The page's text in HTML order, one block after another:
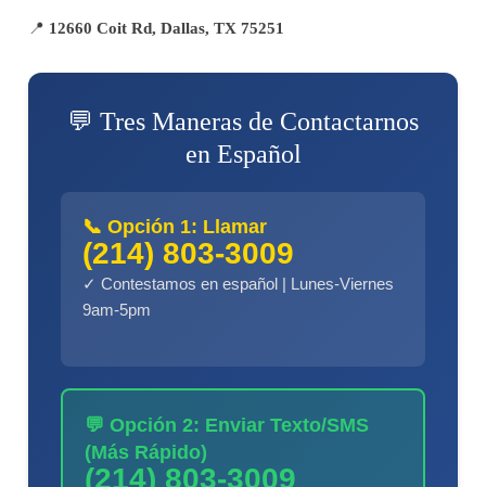
📍 12660 Coit Rd, Dallas, TX 75251
💬 Tres Maneras de Contactarnos
en Español
📞 Opción 1: Llamar
(214) 803-3009
✓ Contestamos en español | Lunes-Viernes
9am-5pm
💬 Opción 2: Enviar Texto/SMS
(Más Rápido)
(214) 803-3009